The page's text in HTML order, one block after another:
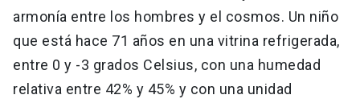
armonía entre los hombres y el cosmos. Un niño
que está hace 71 años en una vitrina refrigerada,
entre 0 y -3 grados Celsius, con una humedad
relativa entre 42% y 45% y con una unidad